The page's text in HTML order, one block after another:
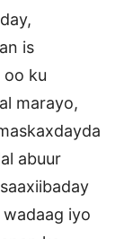
is
oo ku
marayo,
abuur
wadaag iyo